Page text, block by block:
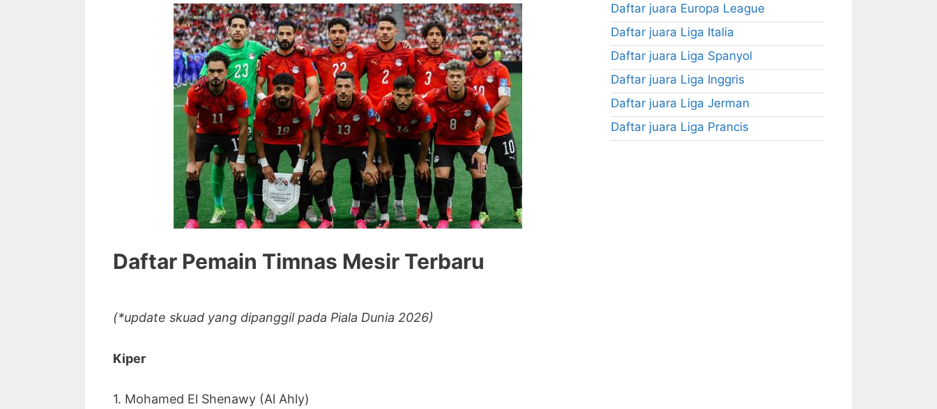
Daftar Pemain Timnas Mesir Terbaru
(*update skuad yang dipanggil pada Piala Dunia 2026)
Kiper
1. Mohamed El Shenawy (Al Ahly)
Daftar juara Europa League
Daftar juara Liga Italia
Daftar juara Liga Spanyol
Daftar juara Liga Inggris
Daftar juara Liga Jerman
Daftar juara Liga Prancis